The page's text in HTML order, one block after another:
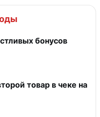
бонусов
товар в чеке на